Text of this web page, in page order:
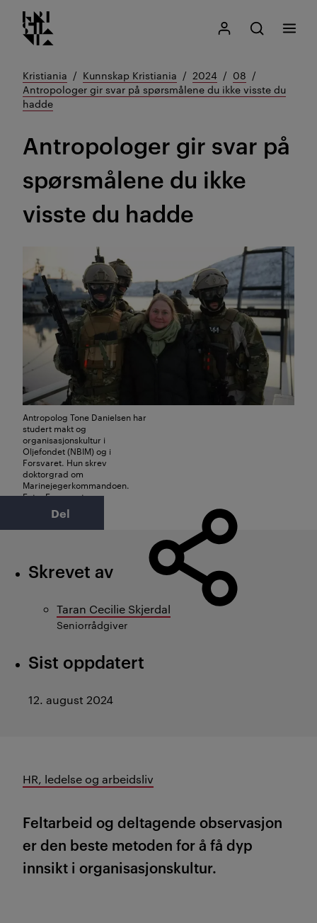
Gå
til
Kristiania logo
Mitt Kristiania
Åpne søk
Søk
Meny
Kristiania Kunnskap Kristiania 2024
08
Antropologer gir svar på spørsmålene du ikke visste du
hadde
Antropologer gir svar på
spørsmålene du ikke
visste du hadde
Antropolog Tone Danielsen har
studert makt og
organisasjonskultur i
Oljefondet (NBIM) og i
Forsvaret. Hun skrev
doktorgrad om
Marinejegerkommandoen.
Foto: Forsvarets
Forskningsinstitutt
Del
Skrevet av
Taran Cecilie Skjerdal
Seniorrådgiver
Sist oppdatert
12. august 2024
HR, ledelse og arbeidsliv
Feltarbeid og deltagende observasjon
er den beste metoden for å få dyp
innsikt i organisasjonskultur.